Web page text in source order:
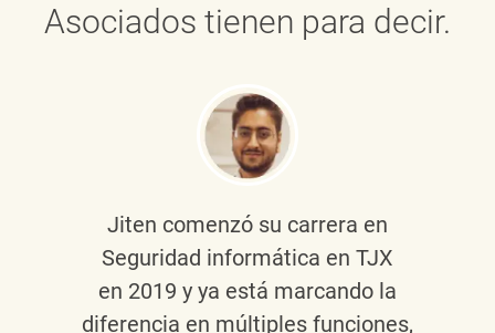
Asociados tienen para decir.
Jiten comenzó su carrera en
Seguridad informática en TJX
en 2019 y ya está marcando la
diferencia en múltiples funciones,